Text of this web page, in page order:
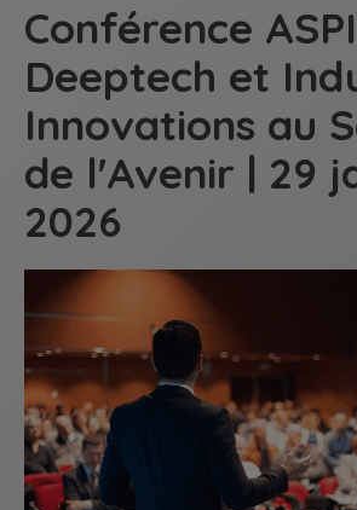
Conférence
Deeptech et
Innovations au
de l'Avenir | 29
2026